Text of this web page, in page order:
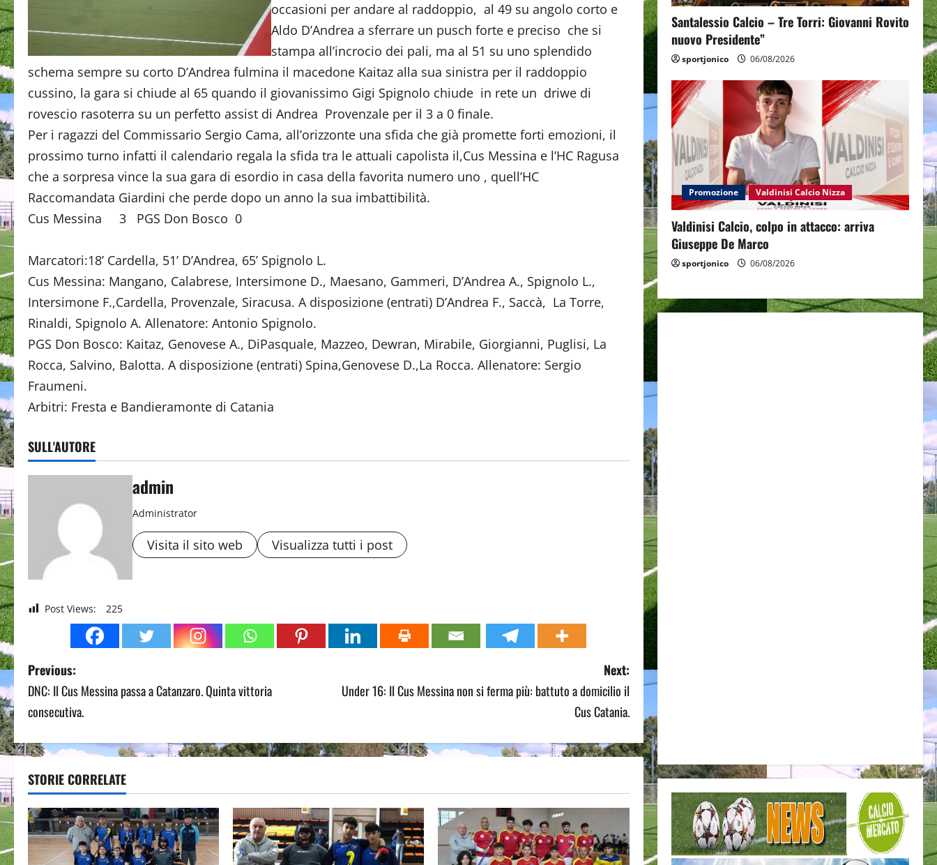
occasioni per andare al raddoppio, al 49 su angolo corto e
Aldo D’Andrea a sferrare un pusch forte e preciso che si
stampa all’incrocio dei pali, ma al 51 su uno splendido
schema sempre su corto D’Andrea fulmina il macedone Kaitaz alla sua sinistra per il raddoppio
cussino, la gara si chiude al 65 quando il giovanissimo Gigi Spignolo chiude in rete un driwe di
rovescio rasoterra su un perfetto assist di Andrea Provenzale per il 3 a 0 finale.
Per i ragazzi del Commissario Sergio Cama, all’orizzonte una sfida che già promette forti emozioni, il
prossimo turno infatti il calendario regala la sfida tra le attuali capolista il,Cus Messina e l’HC Ragusa
che a sorpresa vince la sua gara di esordio in casa della favorita numero uno , quell’HC
Raccomandata Giardini che perde dopo un anno la sua imbattibilità.
Cus Messina 3 PGS Don Bosco 0
Marcatori:18’ Cardella, 51’ D’Andrea, 65’ Spignolo L.
Cus Messina: Mangano, Calabrese, Intersimone D., Maesano, Gammeri, D’Andrea A., Spignolo L.,
Intersimone F.,Cardella, Provenzale, Siracusa. A disposizione (entrati) D’Andrea F., Saccà, La Torre,
Rinaldi, Spignolo A. Allenatore: Antonio Spignolo.
PGS Don Bosco: Kaitaz, Genovese A., DiPasquale, Mazzeo, Dewran, Mirabile, Giorgianni, Puglisi, La
Rocca, Salvino, Balotta. A disposizione (entrati) Spina,Genovese D.,La Rocca. Allenatore: Sergio
Fraumeni.
Arbitri: Fresta e Bandieramonte di Catania
SULL'AUTORE
admin
Administrator
Visita il sito web Visualizza tutti i post
Post Views: 225
P
o
t
n
a
v
Previous:
DNC: Il Cus Messina passa a Catanzaro. Quinta vittoria
consecutiva.
Next:
Under 16: Il Cus Messina non si ferma più: battuto a domicilio il
Cus Catania.
STORIE CORRELATE
Santalessio Calcio – Tre Torri: Giovanni Rovito
nuovo Presidente”
sportjonico 06/08/2026
Promozione Valdinisi Calcio Nizza
Valdinisi Calcio, colpo in attacco: arriva
Giuseppe De Marco
sportjonico 06/08/2026